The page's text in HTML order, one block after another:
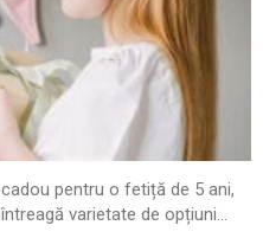
pentru o fetiță de 5 ani,
varietate de opțiuni...